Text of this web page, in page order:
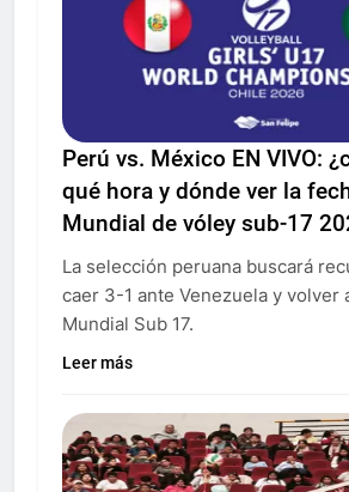
Perú vs. México EN VIVO:
qué hora y dónde ver la
Mundial de vóley sub-17
La selección peruana buscará
caer 3-1 ante Venezuela y volver
Mundial Sub 17.
Leer más